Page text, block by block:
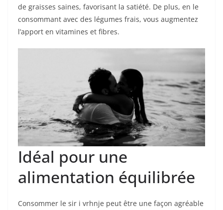
de graisses saines, favorisant la satiété. De plus, en le
consommant avec des légumes frais, vous augmentez
l’apport en vitamines et fibres.
Idéal pour une
alimentation équilibrée
Consommer le sir i vrhnje peut être une façon agréable